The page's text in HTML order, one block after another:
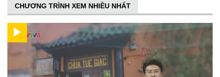
CHƯƠNG TRÌNH XEM NHIỀU NHẤT